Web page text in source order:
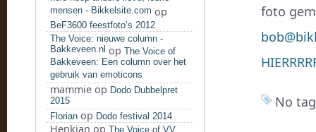
mensen - Bikkelsite.com op
BeF3600 feestfoto’s 2012
The Voice: nieuwe column -
Bakkeveen.nl op The Voice of
Bakkeveen: Een column over het
gebruik van emoticons
mammie op Dodo Dubbelpret
2015
Florian op Dodo festival 2014
Henkjan op The Voice of VV
foto
No